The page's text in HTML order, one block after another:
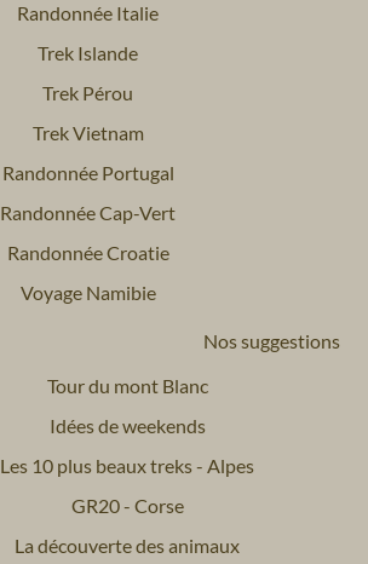
Randonnée Italie
Trek Islande
Trek Pérou
Trek Vietnam
Randonnée Portugal
Randonnée Cap-Vert
Randonnée Croatie
Voyage Namibie
Nos suggestions
Tour du mont Blanc
Idées de weekends
Les 10 plus beaux treks - Alpes
GR20 - Corse
La découverte des animaux